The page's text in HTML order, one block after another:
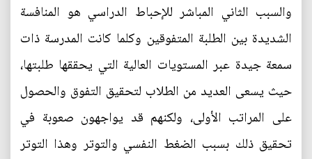
والسبب الثاني المباشر للإحباط الدراسي هو المنافسة
الشديدة بين الطلبة المتفوقين وكلما كانت المدرسة ذات
سمعة جيدة عبر المستويات العالية التي يحققها طلبتها،
حيث يسعى العديد من الطلاب لتحقيق التفوق والحصول
على المراتب الأولى، ولكنهم قد يواجهون صعوبة في
تحقيق ذلك بسبب الضغط النفسي والتوتر وهذا التوتر